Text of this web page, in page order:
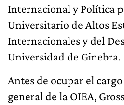
Internacional y Política
Universitario de Altos
Internacionales y del
Universidad de Ginebra.
Antes de ocupar el
general de la OIEA,